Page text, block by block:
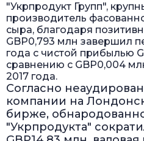
"Укрпродукт Групп",
производитель
сыра, благодаря
GBP0,793 млн завершил
года с чистой прибылью
сравнению с GBP0,004
2017 года.
Согласно
компании на
бирже,
"Укрпродукта"